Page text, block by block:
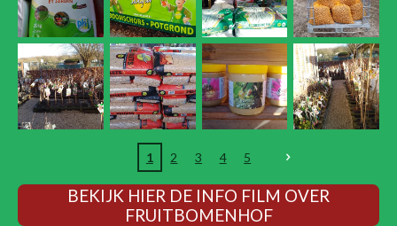
1 2 3 4 5
BEKIJK HIER DE INFO FILM OVER
FRUITBOMENHOF